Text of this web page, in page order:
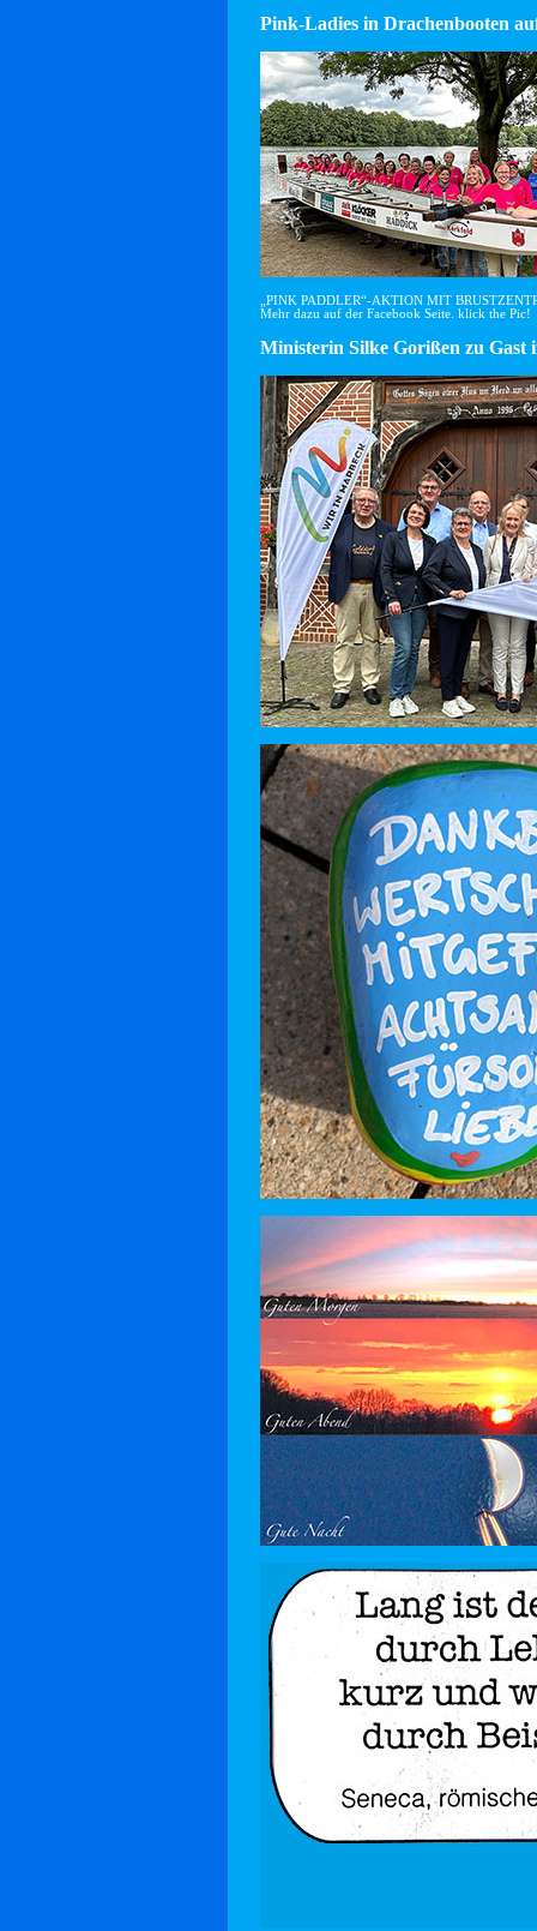
Pink-Ladies in Drachenbooten
„PINK PADDLER“-AKTION MIT
Mehr dazu auf der Facebook Seite. klick the Pic!
Ministerin Silke Gorißen zu Gast